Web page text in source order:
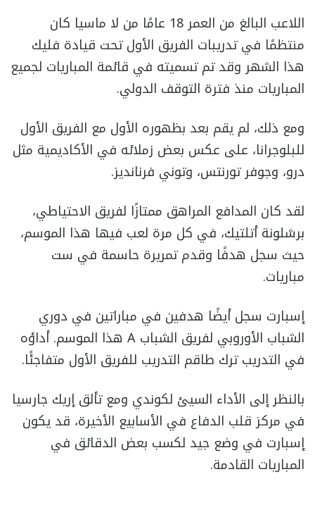
اللاعب البالغ من العمر 18 عامًا من لا ماسيا كان
منتظمًا في تدريبات الفريق الأول تحت قيادة فليك
هذا الشهر وقد تم تسميته في قائمة المباريات لجميع
المباريات منذ فترة التوقف الدولي.
ومع ذلك، لم يقم بعد بظهوره الأول مع الفريق الأول
للبلوجرانا، على عكس بعض زملائه في الأكاديمية مثل
درو، وجوفر تورنتس، وتوني فرنانديز.
لقد كان المدافع المراهق ممتازًا لفريق الاحتياطي،
برشلونة أتلتيك، في كل مرة لعب فيها هذا الموسم،
حيث سجل هدفًا وقدم تمريرة حاسمة في ست
مباريات.
إسبارت سجل أيضًا هدفين في مباراتين في دوري
الشباب الأوروبي لفريق الشباب A هذا الموسم. أداؤه
في التدريب ترك طاقم التدريب للفريق الأول متفاجئًا.
بالنظر إلى الأداء السيئ لكوندي ومع تألق إريك جارسيا
في مركز قلب الدفاع في الأسابيع الأخيرة، قد يكون
إسبارت في وضع جيد لكسب بعض الدقائق في
المباريات القادمة.